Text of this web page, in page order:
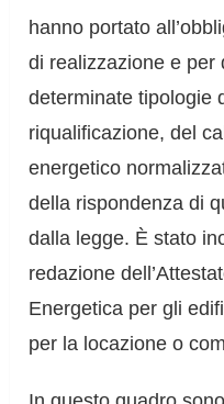
hanno portato
di realizzazione e per
determinate tipologie
riqualificazione, del
energetico
della rispondenza di
dalla legge. È stato
redazione
Energetica per gli
per la locazione o